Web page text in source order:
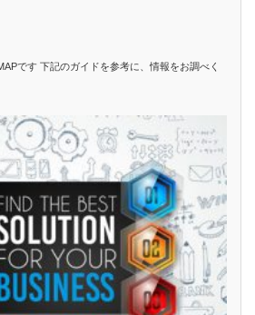
です 下記のガイドを参考に、情報をお調べく